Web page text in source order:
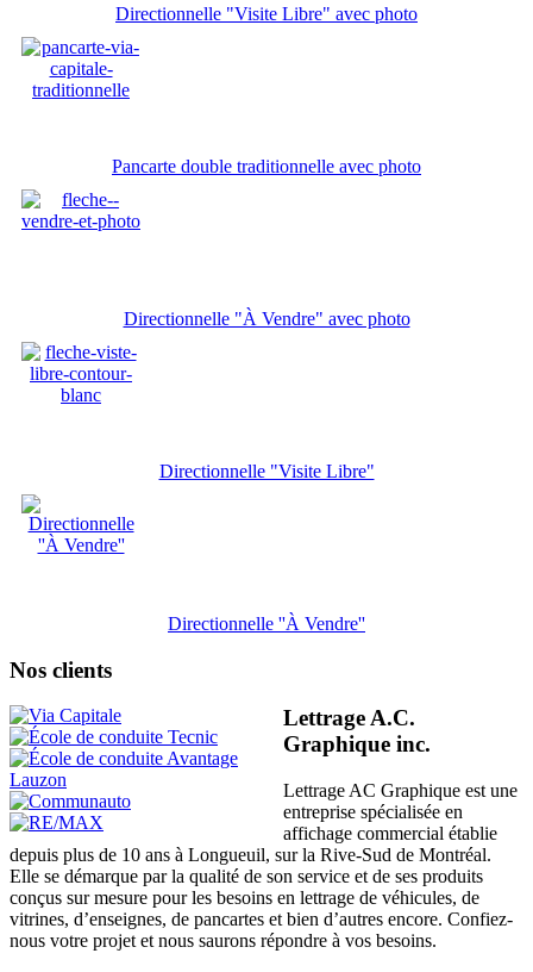
Directionnelle "Visite Libre" avec photo
Pancarte double traditionnelle avec photo
Directionnelle "À Vendre" avec photo
Directionnelle "Visite Libre"
Directionnelle ''À Vendre''
Nos clients
Lettrage A.C.
Graphique inc.
Lettrage AC Graphique est une
entreprise spécialisée en
affichage commercial établie
depuis plus de 10 ans à Longueuil, sur la Rive-Sud de Montréal.
Elle se démarque par la qualité de son service et de ses produits
conçus sur mesure pour les besoins en lettrage de véhicules, de
vitrines, d’enseignes, de pancartes et bien d’autres encore. Confiez-
nous votre projet et nous saurons répondre à vos besoins.